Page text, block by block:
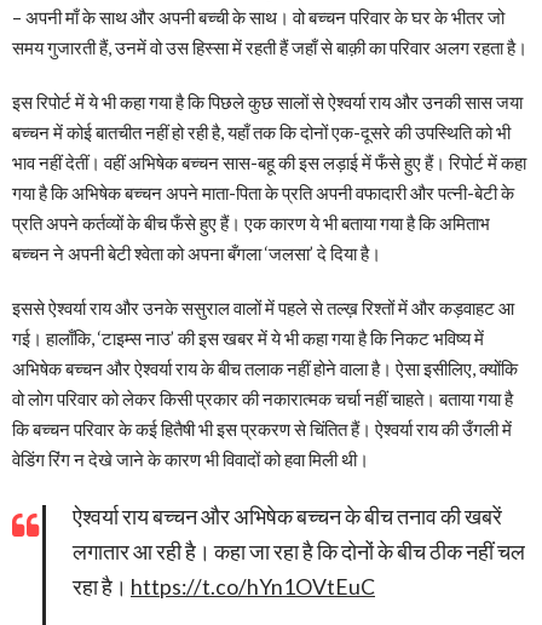
– अपनी माँ के साथ और अपनी बच्ची के साथ। वो बच्चन परिवार के घर के भीतर जो
समय गुजारती हैं, उनमें वो उस हिस्सा में रहती हैं जहाँ से बाक़ी का परिवार अलग रहता है।
इस रिपोर्ट में ये भी कहा गया है कि पिछले कुछ सालों से ऐश्वर्या राय और उनकी सास जया
बच्चन में कोई बातचीत नहीं हो रही है, यहाँ तक कि दोनों एक-दूसरे की उपस्थिति को भी
भाव नहीं देतीं। वहीं अभिषेक बच्चन सास-बहू की इस लड़ाई में फँसे हुए हैं। रिपोर्ट में कहा
गया है कि अभिषेक बच्चन अपने माता-पिता के प्रति अपनी वफादारी और पत्नी-बेटी के
प्रति अपने कर्तव्यों के बीच फँसे हुए हैं। एक कारण ये भी बताया गया है कि अमिताभ
बच्चन ने अपनी बेटी श्वेता को अपना बँगला ‘जलसा’ दे दिया है।
इससे ऐश्वर्या राय और उनके ससुराल वालों में पहले से तल्ख़ रिश्तों में और कड़वाहट आ
गई। हालाँकि, ‘टाइम्स नाउ’ की इस खबर में ये भी कहा गया है कि निकट भविष्य में
अभिषेक बच्चन और ऐश्वर्या राय के बीच तलाक नहीं होने वाला है। ऐसा इसीलिए, क्योंकि
वो लोग परिवार को लेकर किसी प्रकार की नकारात्मक चर्चा नहीं चाहते। बताया गया है
कि बच्चन परिवार के कई हितैषी भी इस प्रकरण से चिंतित हैं। ऐश्वर्या राय की उँगली में
वेडिंग रिंग न देखे जाने के कारण भी विवादों को हवा मिली थी।
ऐश्वर्या राय बच्चन और अभिषेक बच्चन के बीच तनाव की खबरें
लगातार आ रही है। कहा जा रहा है कि दोनों के बीच ठीक नहीं चल
रहा है। https://t.co/hYn1OVtEuC